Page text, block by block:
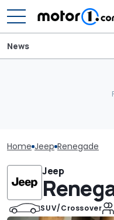
News
Home Jeep Renegade
Jeep
SUV/Crossover